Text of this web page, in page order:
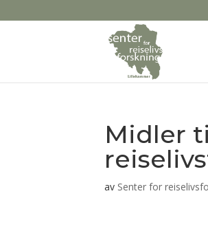
Midler
av Senter for